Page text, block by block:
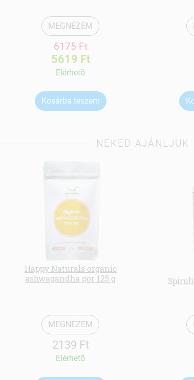
MEGNÉZEM
6175 Ft
5619 Ft
Elérhetõ
Kosárba teszem
NEKED AJÁNLJUK
Happy Naturals organic
ashwagandha por 125 g
MEGNÉZEM
2139 Ft
Elérhetõ